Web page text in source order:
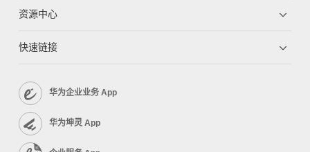
资源中心
快速链接
华为企业业务 App
华为坤灵 App